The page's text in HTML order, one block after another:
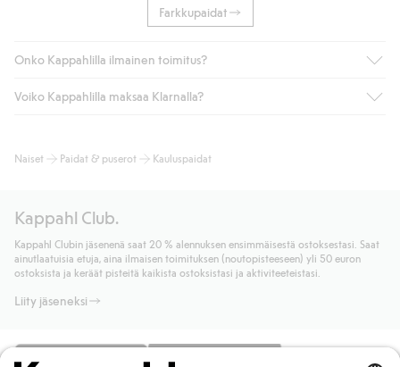
Farkkupaidat
Onko Kappahlilla ilmainen toimitus?
Jos olet Kappahl Clubin jäsen, saat aina ilmaisen toimituksen
kotiinkuljetusta). Toimituskulut poistuvat automaattisesti, kun
noutopisteeseen tai pakettiautomaattiin ja PostNordin
kotiinkuljetuksella 6,99 €, riippumatta ostosummasta.
Lue lisää
Voiko Kappahlilla maksaa Klarnalla?
maksutavat, kuten laskun, sekä muita maksuvaihtoehtoja.
Lisätietoja Klarnan maksuehdoista
Lue lisää
Naiset Paidat & puserot Kauluspaidat
Kappahl Club.
Kappahl Clubin jäsenenä saat 20 % alennuksen ensimmäisestä ostoksestasi. Saat
ainutlaatuisia etuja, aina ilmaisen toimituksen (noutopisteeseen) yli 50 euron
ostoksista ja keräät pisteitä kaikista ostoksistasi ja aktiviteeteistasi.
Liity jäseneksi